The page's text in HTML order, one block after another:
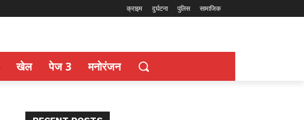
क्राइम दुर्घटना पुलिस सामाजिक
खेल पेज 3 मनोरंजन